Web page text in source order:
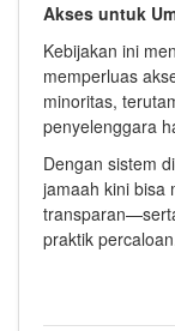
Akses untuk
Kebijakan ini
memperluas
minoritas,
penyelenggara
Dengan sistem
jamaah kini bisa
praktik